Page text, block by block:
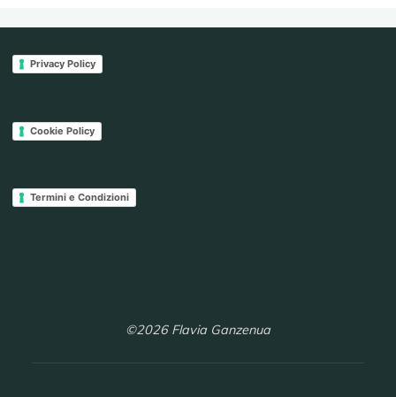
Privacy Policy
Cookie Policy
Termini e Condizioni
©2026 Flavia Ganzenua